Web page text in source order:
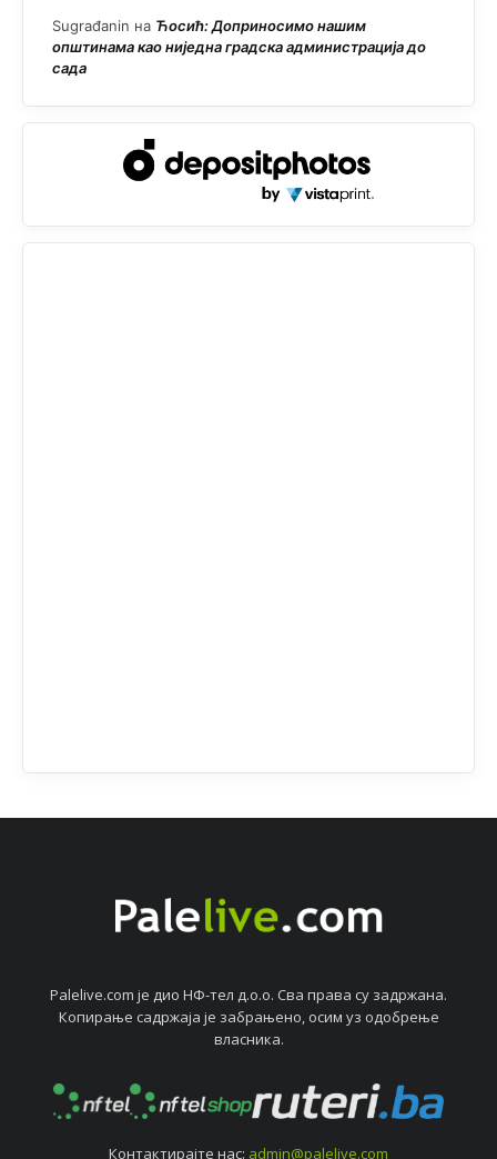
Sugrađanin на Ћосић: Доприносимо нашим
општинама као ниједна градска администрација до
сада
Palelive.com јe дио НФ-тeл д.о.о. Сва права су задржана.
Копирањe садржаја јe забрањeно, осим уз одобрeњe
власника.
Контактирајтe нас: admin@palelive.com